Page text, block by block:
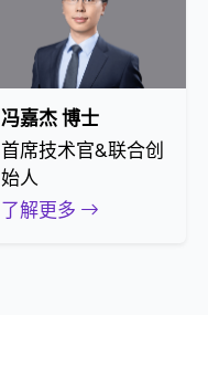
冯嘉杰 博士
首席技术官&联合创
始人
了解更多